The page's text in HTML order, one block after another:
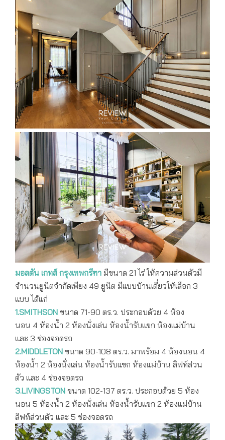
มอลตัน เกทส์ กรุงเทพกรีฑา มีขนาด 21 ไร่ ให้ความส่วนตัวมี
จำนวนยูนิตจำกัดเพียง 49 ยูนิต มีแบบบ้านเดี่ยวให้เลือก 3
แบบ ได้แก่
1.SMITHSON ขนาด 71-90 ตร.ว. ประกอบด้วย 4 ห้อง
นอน 4 ห้องน้ำ 2 ห้องนั่งเล่น ห้องน้ำรับแขก ห้องแม่บ้าน
และ 3 ช่องจอดรถ
2.MIDDLETON ขนาด 90-108 ตร.ว. มาพร้อม 4 ห้องนอน 4
ห้องน้ำ 2 ห้องนั่งเล่น ห้องน้ำรับแขก ห้องแม่บ้าน ลิฟท์ส่วน
ตัว และ 4 ช่องจอดรถ
3.LIVINGSTON ขนาด 102-137 ตร.ว. ประกอบด้วย 5 ห้อง
นอน 5 ห้องน้ำ 2 ห้องนั่งเล่น ห้องน้ำรับแขก 2 ห้องแม่บ้าน
ลิฟท์ส่วนตัว และ 5 ช่องจอดรถ